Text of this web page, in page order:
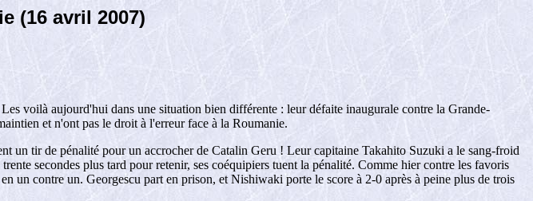
(16 avril 2007)
voilà aujourd'hui dans une situation bien différente : leur défaite inaugurale contre la Grande-
et n'ont pas le droit à l'erreur face à la Roumanie.
un tir de pénalité pour un accrocher de Catalin Geru ! Leur capitaine Takahito Suzuki a le sang-froid
secondes plus tard pour retenir, ses coéquipiers tuent la pénalité. Comme hier contre les favoris
un contre un. Georgescu part en prison, et Nishiwaki porte le score à 2-0 après à peine plus de trois